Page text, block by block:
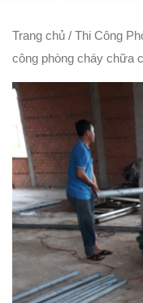
Trang chủ / Thi Công
công phòng cháy chữa